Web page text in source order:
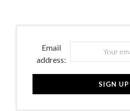
Email
address: